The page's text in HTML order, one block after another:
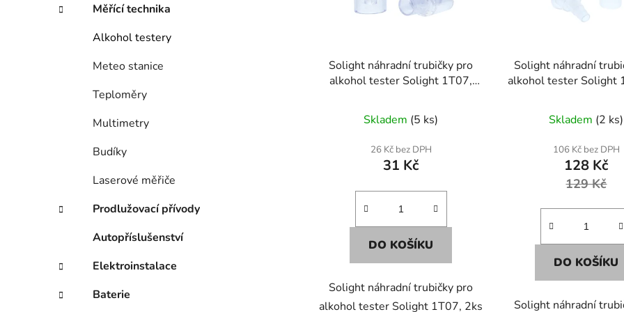
Měřící technika
Alkohol testery
Meteo stanice
Teploměry
Multimetry
Budíky
Laserové měřiče
Prodlužovací přívody
Autopříslušenství
Elektroinstalace
Baterie
Solight náhradní trubičky pro
alkohol tester Solight 1T07,
Skladem (5 ks)
26 Kč bez DPH
31 Kč
DO KOŠÍKU
Solight náhradní trubičky pro
alkohol tester Solight 1T07, 2ks
Solight náhradní
alkohol tester Solight
Skladem (2 ks)
106 Kč bez DPH
128 Kč
129 Kč
DO KOŠÍKU
Solight náhradní